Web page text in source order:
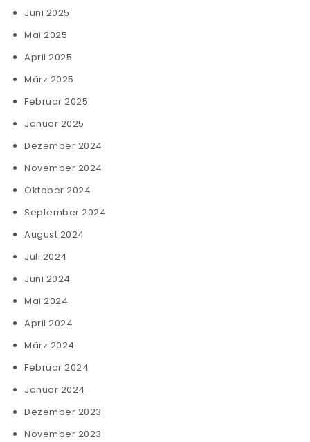
Juni 2025
Mai 2025
April 2025
März 2025
Februar 2025
Januar 2025
Dezember 2024
November 2024
Oktober 2024
September 2024
August 2024
Juli 2024
Juni 2024
Mai 2024
April 2024
März 2024
Februar 2024
Januar 2024
Dezember 2023
November 2023